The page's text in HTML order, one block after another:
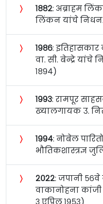
〉 १८८२: अब्राहम
लिंकन यांचे निधन.
〉 १९८६: इतिहासकार
वा. सी. बेन्द्रे यांचे
१८९४)
〉 १९९३: रामपूर
ख्यालगायक उ.
〉 १९९४: नोबेल
भौतिकशास्त्रज्ञ
〉 २०२२: जपानी
वाकानोहना